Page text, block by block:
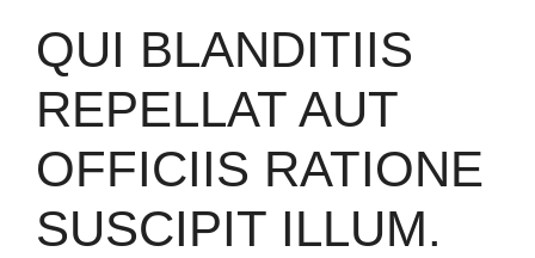
QUI BLANDITIIS
REPELLAT AUT
OFFICIIS RATIONE
SUSCIPIT ILLUM.